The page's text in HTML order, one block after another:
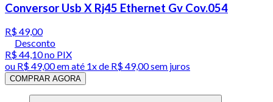
Conversor Usb X Rj45 Ethernet Gv Cov.054
R$ 49,00
Desconto
R$ 44,10no PIX
ou R$ 49,00em até 1x de R$ 49,00sem juros
COMPRAR AGORA